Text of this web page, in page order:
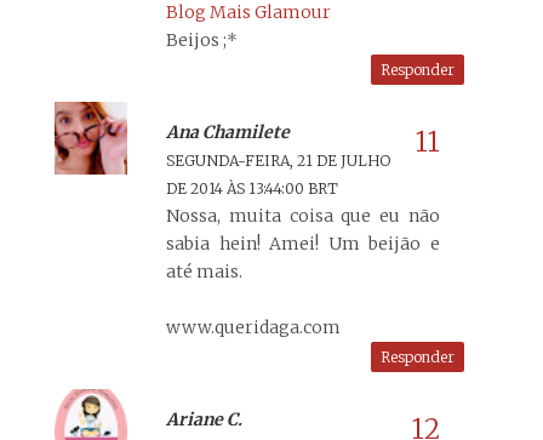
Blog Mais Glamour
Beijos ;*
Responder
Ana Chamilete
SEGUNDA-FEIRA, 21 DE JULHO
DE 2014 ÀS 13:44:00 BRT
Nossa, muita coisa que eu não
sabia hein! Amei! Um beijão e
até mais.
www.queridaga.com
Responder
Ariane C.